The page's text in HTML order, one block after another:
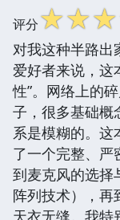
评分☆☆☆
对我这种半路出
爱好者来说，这
性”。网络上的
子，很多基础概
系是模糊的。这
了一个完整、严
到麦克风的选择
阵列技术），再
天衣无缝。我特